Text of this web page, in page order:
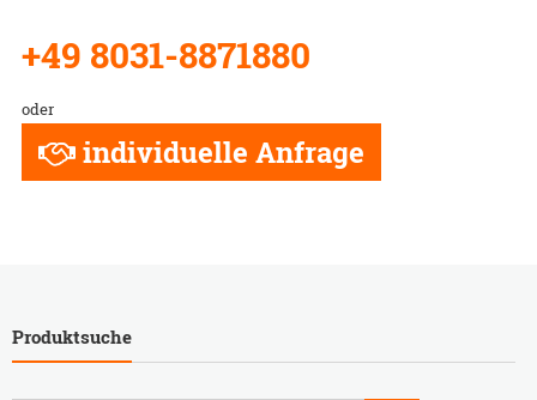
+49 8031-8871880
oder
individuelle Anfrage
Produktsuche